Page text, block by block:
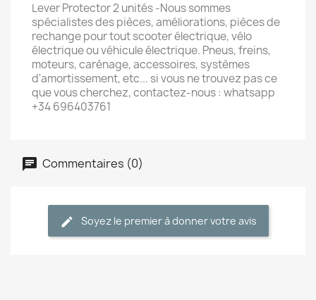
Lever Protector 2 unités -Nous sommes
spécialistes des pièces, améliorations, pièces de
rechange pour tout scooter électrique, vélo
électrique ou véhicule électrique. Pneus, freins,
moteurs, carénage, accessoires, systèmes
d'amortissement, etc... si vous ne trouvez pas ce
que vous cherchez, contactez-nous : whatsapp
+34 696403761
Commentaires (0)
Soyez le premier à donner votre avis